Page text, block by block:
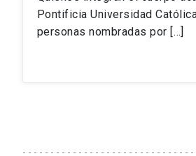
Pontificia Universidad
personas nombradas por […]